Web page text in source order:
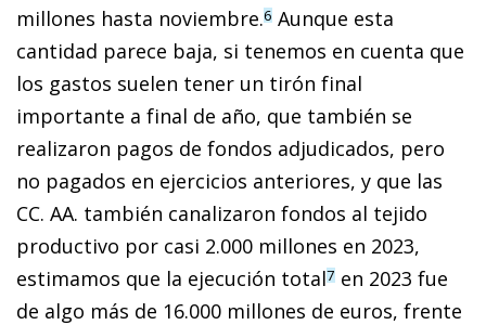
millones hasta noviembre.6 Aunque esta
cantidad parece baja, si tenemos en cuenta que
los gastos suelen tener un tirón final
importante a final de año, que también se
realizaron pagos de fondos adjudicados, pero
no pagados en ejercicios anteriores, y que las
CC. AA. también canalizaron fondos al tejido
productivo por casi 2.000 millones en 2023,
estimamos que la ejecución total7 en 2023 fue
de algo más de 16.000 millones de euros, frente